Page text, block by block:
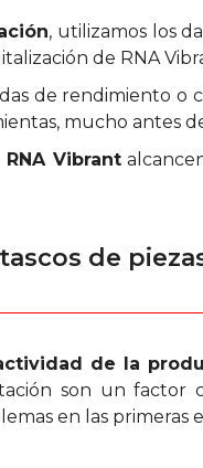
, utilizamos los
de RNA
de rendimiento
mucho antes
Vibrant
de
de la
son un factor
en las primeras